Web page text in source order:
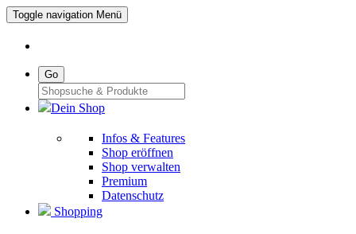
Toggle navigation Menü
Go
Dein Shop
Infos & Features
Shop eröffnen
Shop verwalten
Premium
Datenschutz
Shopping